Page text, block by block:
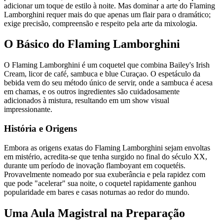
adicionar um toque de estilo à noite. Mas dominar a arte do Flaming
Lamborghini requer mais do que apenas um flair para o dramático;
exige precisão, compreensão e respeito pela arte da mixologia.
O Básico do Flaming Lamborghini
O Flaming Lamborghini é um coquetel que combina Bailey's Irish
Cream, licor de café, sambuca e blue Curaçao. O espetáculo da
bebida vem do seu método único de servir, onde a sambuca é acesa
em chamas, e os outros ingredientes são cuidadosamente
adicionados à mistura, resultando em um show visual
impressionante.
História e Origens
Embora as origens exatas do Flaming Lamborghini sejam envoltas
em mistério, acredita-se que tenha surgido no final do século XX,
durante um período de inovação flamboyant em coquetéis.
Provavelmente nomeado por sua exuberância e pela rapidez com
que pode "acelerar" sua noite, o coquetel rapidamente ganhou
popularidade em bares e casas noturnas ao redor do mundo.
Uma Aula Magistral na Preparação